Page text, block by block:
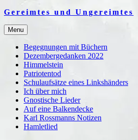
Skip
content
Gereimtes und Ungereimtes
Menu
Begegnungen mit Büchern
Dezembergedanken 2022
Himmelstein
Patriotentod
Schulaufsätze eines Linkshänders
Ich über mich
Gnostische Lieder
Auf eine Balkendecke
Karl Rossmanns Notizen
Hamletlied